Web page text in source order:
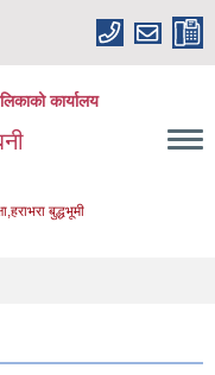
कार्यालय
बुद्धभूमी